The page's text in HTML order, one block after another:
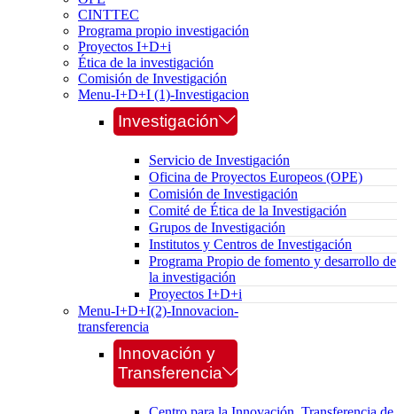
CINTTEC
Programa propio investigación
Proyectos I+D+i
Ética de la investigación
Comisión de Investigación
Menu-I+D+I (1)-Investigacion
Investigación
Servicio de Investigación
Oficina de Proyectos Europeos (OPE)
Comisión de Investigación
Comité de Ética de la Investigación
Grupos de Investigación
Institutos y Centros de Investigación
Programa Propio de fomento y desarrollo de
la investigación
Proyectos I+D+i
Menu-I+D+I(2)-Innovacion-
transferencia
Innovación y
Transferencia